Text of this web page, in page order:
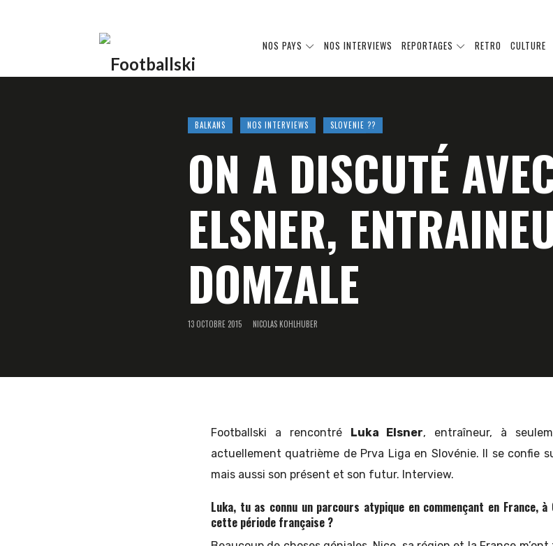
Footballski NOS PAYS NOS INTERVIEWS REPORTAGES RETRO CULTURE
BALKANS NOS INTERVIEWS SLOVENIE ??
ON A DISCUTÉ
ELSNER,
DOMZALE
13 OCTOBRE 2015 NICOLAS KOHLHUBER
Footballski a rencontré Luka Elsner, entraîneur, à
actuellement quatrième de Prva Liga en Slovénie. Il se confie
mais aussi son présent et son futur. Interview.
Luka, tu as connu un parcours atypique en commençant en France,
cette période française ?